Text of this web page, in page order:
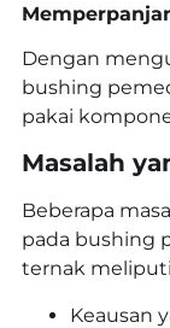
Dengan
bushing
pakai
Masalah
Beberapa
pada bushing
ternak
Keausan